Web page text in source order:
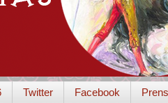
Twitter Facebook